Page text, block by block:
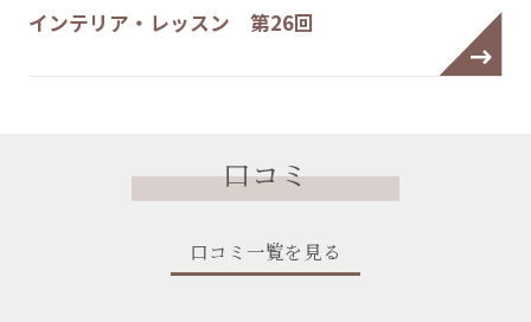
インテリア・レッスン 第26回
口コミ
口コミ一覧を見る